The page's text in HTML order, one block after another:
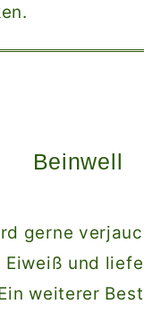
Beinwell
gerne
und
weiterer